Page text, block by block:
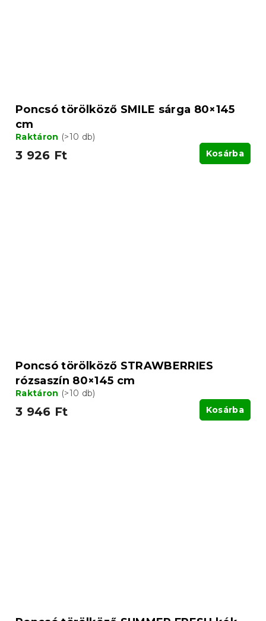
Poncsó törölköző SMILE sárga 80×145
cm
Raktáron (>10 db)
3 926 Ft Kosárba
Poncsó törölköző STRAWBERRIES
rózsaszín 80×145 cm
Raktáron (>10 db)
3 946 Ft Kosárba